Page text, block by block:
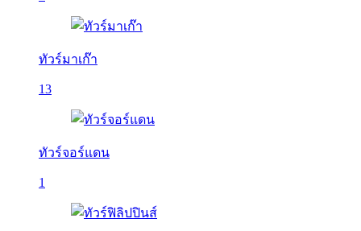
ทัวร์มาเก๊า
13
ทัวร์จอร์แดน
1